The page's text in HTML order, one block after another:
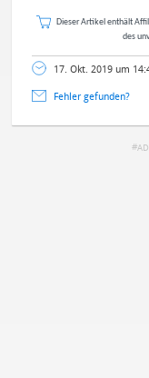
Dieser Artikel enthält
des
17. Okt. 2019 um
Fehler gefunden?